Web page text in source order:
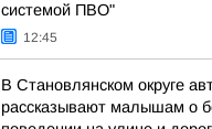
системой ПВО"
12:45
В Становлянском округе
рассказывают малышам о